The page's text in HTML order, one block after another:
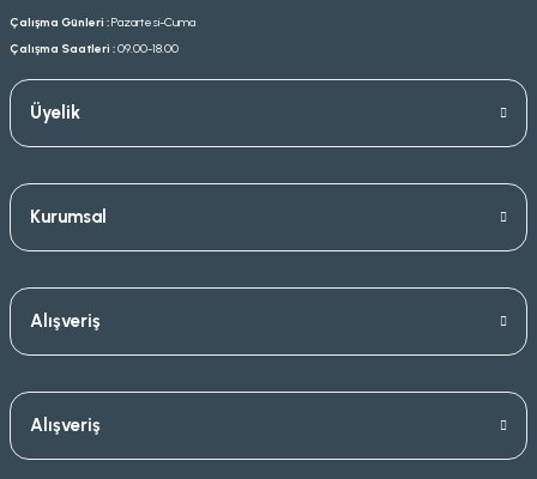
Çalışma Günleri :Pazartesi-Cuma
Çalışma Saatleri :09.00-18.00
Üyelik
Kurumsal
Alışveriş
Alışveriş